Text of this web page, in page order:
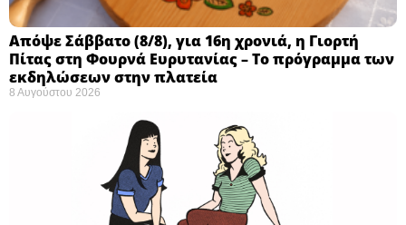
Απόψε Σάββατο (8/8), για 16η χρονιά, η Γιορτή
Πίτας στη Φουρνά Ευρυτανίας – Το πρόγραμμα των
εκδηλώσεων στην πλατεία
8 Αυγούστου 2026